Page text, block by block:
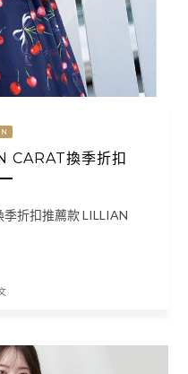
CARAT換季折扣
折扣推薦款 LILLIAN